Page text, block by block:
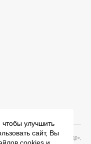
ЦП ИС АО «ПКК Миландр»,
улучшить
сайт, Вы